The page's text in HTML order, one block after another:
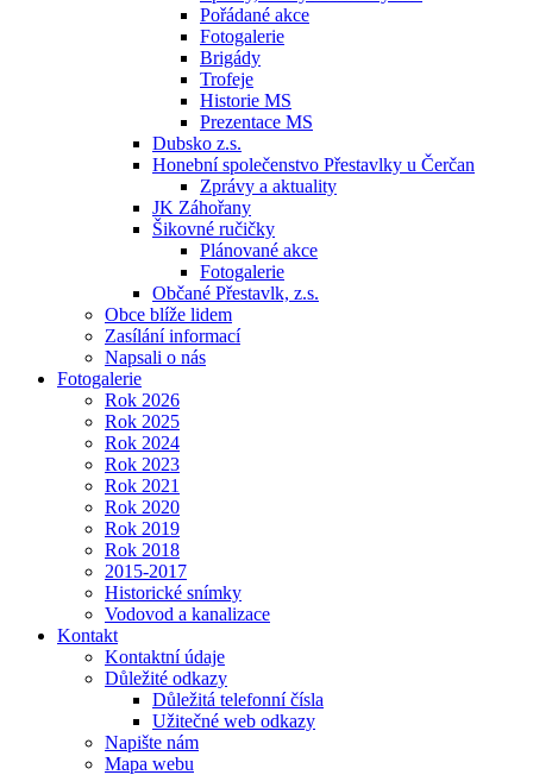
Pořádané akce
Fotogalerie
Brigády
Trofeje
Historie MS
Prezentace MS
Dubsko z.s.
Honební společenstvo Přestavlky u Čerčan
Zprávy a aktuality
JK Záhořany
Šikovné ručičky
Plánované akce
Fotogalerie
Občané Přestavlk, z.s.
Obce blíže lidem
Zasílání informací
Napsali o nás
Fotogalerie
Rok 2026
Rok 2025
Rok 2024
Rok 2023
Rok 2021
Rok 2020
Rok 2019
Rok 2018
2015-2017
Historické snímky
Vodovod a kanalizace
Kontakt
Kontaktní údaje
Důležité odkazy
Důležitá telefonní čísla
Užitečné web odkazy
Napište nám
Mapa webu